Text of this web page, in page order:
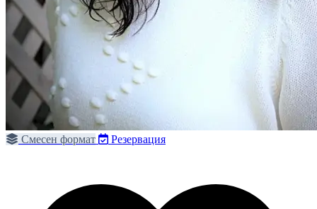
Смесен формат Резервация